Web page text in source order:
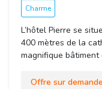
Charme
L’hôtel Pierre se
400 mètres de la
magnifique bâtiment
Offre sur demande